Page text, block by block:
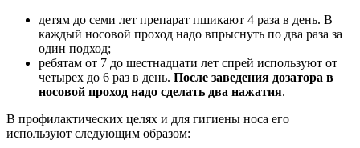
детям до семи лет препарат пшикают 4 раза в день. В
каждый носовой проход надо впрыснуть по два раза за
один подход;
ребятам от 7 до шестнадцати лет спрей используют от
четырех до 6 раз в день. После заведения дозатора в
носовой проход надо сделать два нажатия.
В профилактических целях и для гигиены носа его
используют следующим образом: